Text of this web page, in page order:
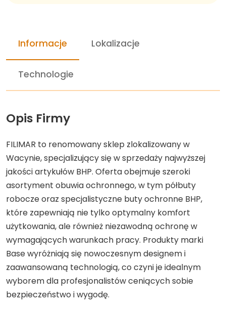
Informacje Lokalizacje
Technologie
Opis Firmy
FILIMAR to renomowany sklep zlokalizowany w
Wacynie, specjalizujący się w sprzedaży najwyższej
jakości artykułów BHP. Oferta obejmuje szeroki
asortyment obuwia ochronnego, w tym półbuty
robocze oraz specjalistyczne buty ochronne BHP,
które zapewniają nie tylko optymalny komfort
użytkowania, ale również niezawodną ochronę w
wymagających warunkach pracy. Produkty marki
Base wyróżniają się nowoczesnym designem i
zaawansowaną technologią, co czyni je idealnym
wyborem dla profesjonalistów ceniących sobie
bezpieczeństwo i wygodę.